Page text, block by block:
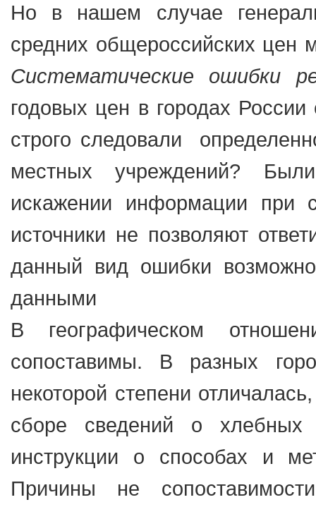
Но в нашем случае
средних общероссийских цен
Систематические ошибки
годовых цен в городах России
строго следовали
местных учреждений?
искажении информации при
источники не позволяют
данный вид ошибки
данными
В географическом
сопоставимы. В разных
некоторой степени
сборе сведений о хлебных
инструкции о способах и
Причины не